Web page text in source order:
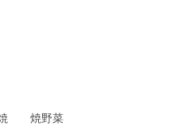
焼 焼野菜